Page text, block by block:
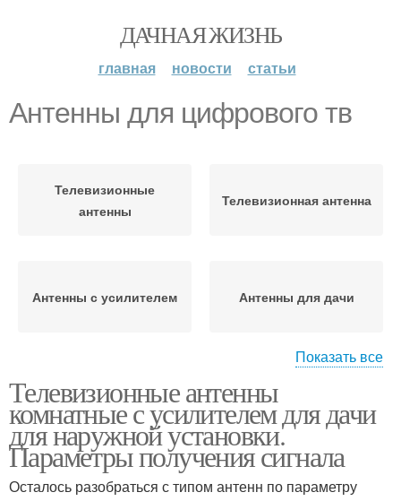
ДАЧНАЯ ЖИЗНЬ
главная новости статьи
Антенны для цифрового тв
Телевизионные
антенны
Телевизионная антенна
Антенны с усилителем Антенны для дачи
Антенна на даче Антенна для дачи
Уличные антенны Эфирные антенны
Показать все
Телевизионные антенны
комнатные с усилителем для дачи
для наружной установки.
Параметры получения сигнала
Осталось разобраться с типом антенн по параметру